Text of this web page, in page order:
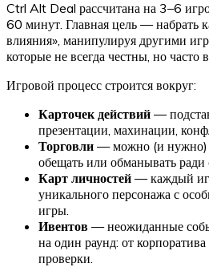
Ctrl Alt Deal рассчитана на 3–6
60 минут. Главная цель — набрать
влияния», манипулируя другими
которые не всегда честны, но часто
Игровой процесс строится вокруг:
Карточек действий —
презентации, махинации,
Торговли — можно (и нужно)
обещать или обманывать
Карт личностей — каждый
уникального персонажа с
игры.
Ивентов — неожиданные
на один раунд: от
проверки.